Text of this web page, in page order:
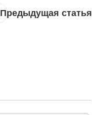
Предыдущая статья